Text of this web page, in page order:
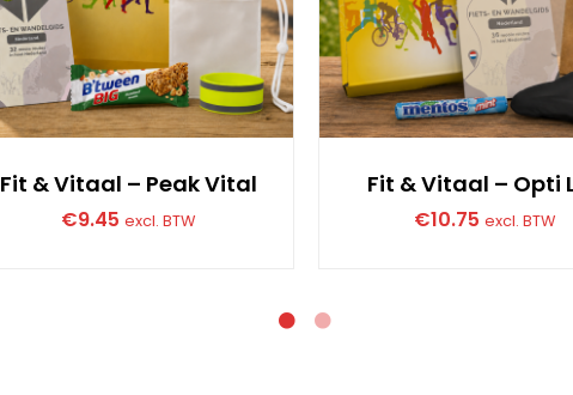
Fit & Vitaal – Peak Vital
€9.45 excl. BTW
Fit & Vitaal – Opti
€10.75 excl. BTW